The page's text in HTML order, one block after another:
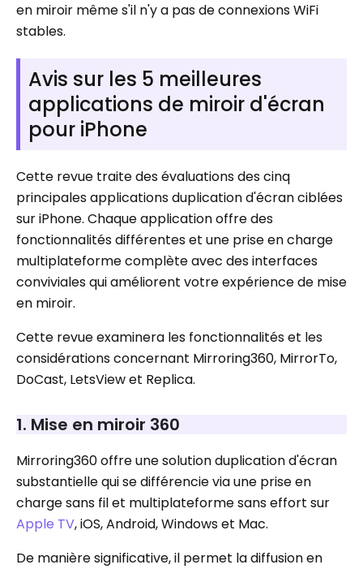
en miroir même s'il n'y a pas de connexions WiFi
stables.
Avis sur les 5 meilleures
applications de miroir d'écran
pour iPhone
Cette revue traite des évaluations des cinq
principales applications duplication d'écran ciblées
sur iPhone. Chaque application offre des
fonctionnalités différentes et une prise en charge
multiplateforme complète avec des interfaces
conviviales qui améliorent votre expérience de mise
en miroir.
Cette revue examinera les fonctionnalités et les
considérations concernant Mirroring360, MirrorTo,
DoCast, LetsView et Replica.
1. Mise en miroir 360
Mirroring360 offre une solution duplication d'écran
substantielle qui se différencie via une prise en
charge sans fil et multiplateforme sans effort sur
Apple TV, iOS, Android, Windows et Mac.
De manière significative, il permet la diffusion en